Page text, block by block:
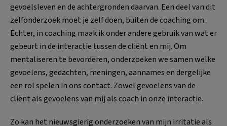
gevoelsleven en de achtergronden daarvan. Een deel van dit
zelfonderzoek moet je zelf doen, buiten de coaching om.
Echter, in coaching maak ik onder andere gebruik van wat er
gebeurt in de interactie tussen de cliënt en mij. Om
mentaliseren te bevorderen, onderzoeken we samen welke
gevoelens, gedachten, meningen, aannames en dergelijke
een rol spelen in ons contact. Zowel gevoelens van de
cliënt als gevoelens van mij als coach in onze interactie.
Zo kan het nieuwsgierig onderzoeken van mijn irritatie als